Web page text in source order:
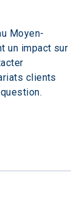
Moyen-
un impact sur
clients